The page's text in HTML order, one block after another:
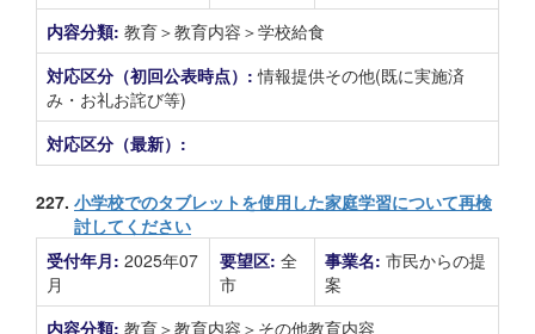
内容分類: 教育＞教育内容＞学校給食
対応区分（初回公表時点）:情報提供その他(既に実施済
み・お礼お詫び等)
対応区分（最新）:
227. 小学校でのタブレットを使用した家庭学習について再検
討してください
受付年月: 2025年07
月
要望区: 全
市
事業名: 市民からの提
案
内容分類: 教育＞教育内容＞その他教育内容